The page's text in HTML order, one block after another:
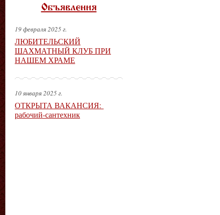
Объявления
19 февраля 2025 г.
ЛЮБИТЕЛЬСКИЙ
ШАХМАТНЫЙ КЛУБ ПРИ
НАШЕМ ХРАМЕ
10 января 2025 г.
ОТКРЫТА ВАКАНСИЯ:
рабочий-сантехник